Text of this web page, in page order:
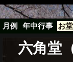
月例 年中行事 お堂
六角堂